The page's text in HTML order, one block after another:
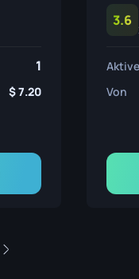
1
7.20
3.6
Von